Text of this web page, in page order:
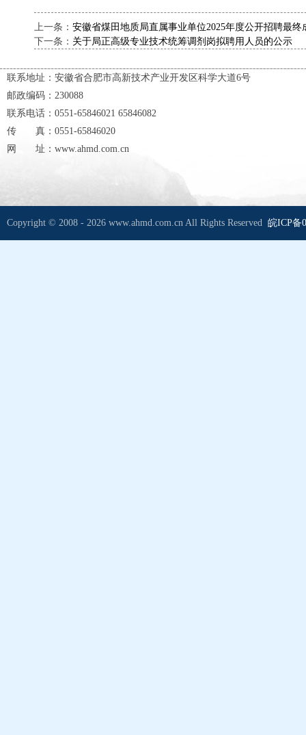
上一条： 安徽省煤田地质局直属事业单位2025年度公开招聘最
下一条： 关于局正高级专业技术统筹调剂岗拟聘用人员的公示
联系地址：安徽省合肥市高新技术产业开发区科学大道6号
邮政编码：230088
联系电话：0551-65846021 65846082
传 真：0551-65846020
网 址：www.ahmd.com.cn
Copyright © 2008 - 2026 www.ahmd.com.cn All Rights Reserved 皖ICP备